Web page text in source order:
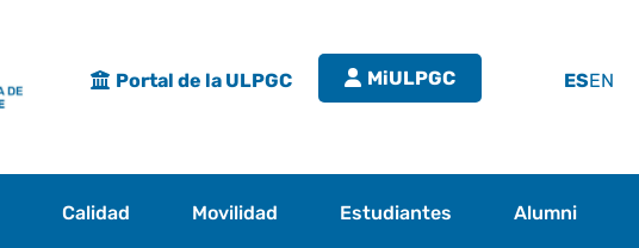
Portal de la ULPGC MiULPGC EN
ES
Calidad Movilidad Estudiantes Alumni